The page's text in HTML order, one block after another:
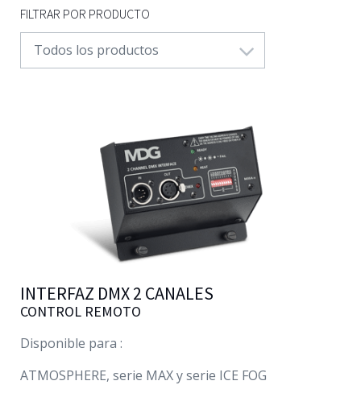
Contáctenos
FILTRAR POR PRODUCTO
Todos los productos
INTERFAZ DMX 2 CANALES
CONTROL REMOTO
Disponible para :
ATMOSPHERE, serie MAX y serie ICE FOG